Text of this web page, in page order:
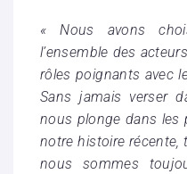
« Nous avons
l’ensemble des
rôles poignants avec
Sans jamais verser
nous plonge dans les
notre histoire
nous sommes